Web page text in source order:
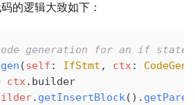
的逻辑大致如下：
generation for an if
(self : IfStmt , ctx:
ctx.builder
. getInsertBlock().